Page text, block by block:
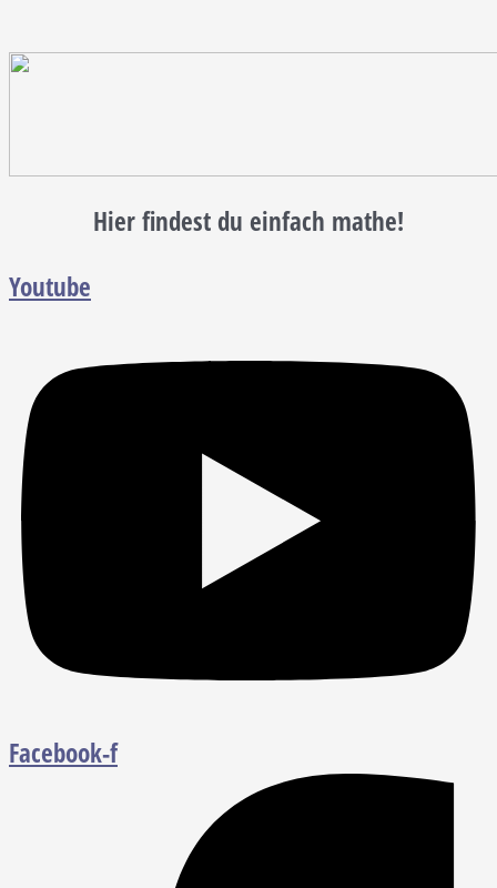
Hier findest du einfach mathe!
Youtube
Facebook-f